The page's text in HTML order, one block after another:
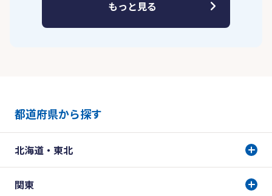
もっと見る
都道府県から探す
北海道・東北
関東